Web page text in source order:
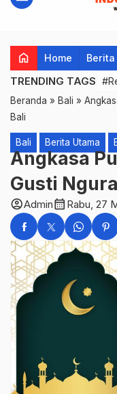
home Home Berita
TRENDING TAGS
Beranda » Bali »
Bali
Bali Berita Utama
Angkasa
Gusti
account_circleAdmincalendar_month Rabu, 27